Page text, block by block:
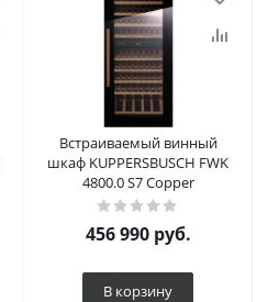
Встраиваемый винный
шкаф KUPPERSBUSCH FWK
4800.0 S7 Copper
456 990руб.
В корзину